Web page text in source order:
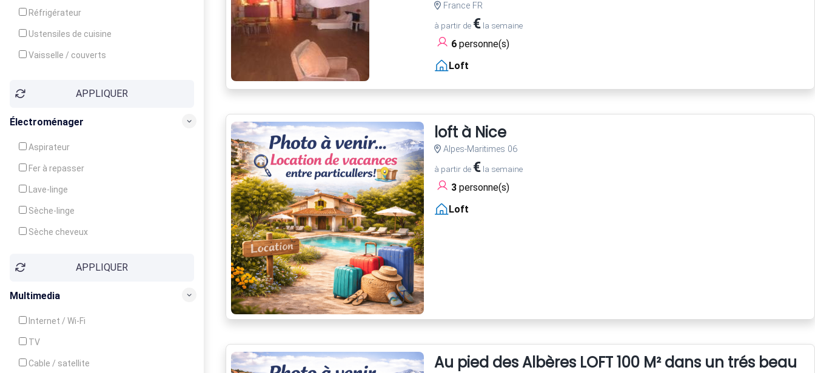
Réfrigérateur
Ustensiles de cuisine
Vaisselle / couverts
Congélateur
APPLIQUER
Électroménager
Aspirateur
Fer à repasser
Lave-linge
Sèche-linge
Sèche cheveux
APPLIQUER
Multimedia
Internet / Wi-Fi
TV
Cable / satellite
France FR
à partir de €la semaine
6personne(s)
Loft
loft à Nice
Alpes-Maritimes 06
à partir de €la semaine
3personne(s)
Loft
Au pied des Albères LOFT 100 M² dans un trés beau